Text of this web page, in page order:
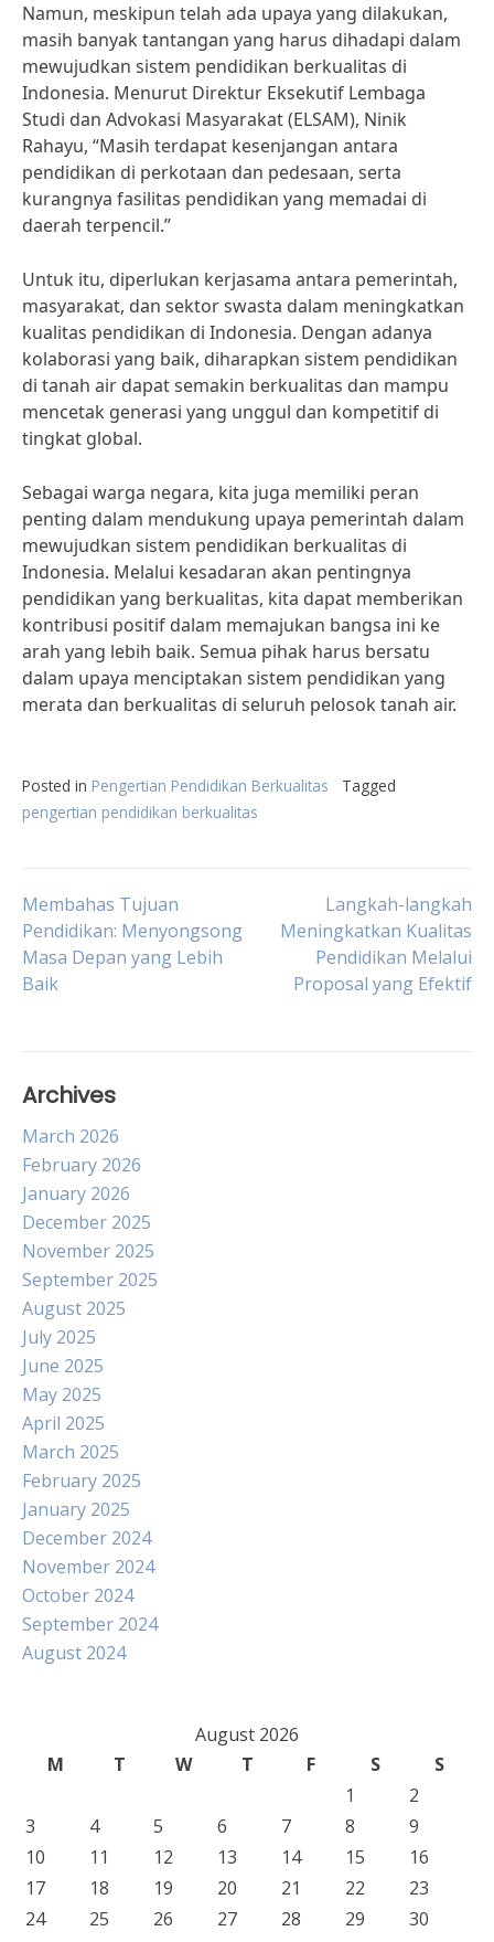
Namun, meskipun telah ada upaya yang dilakukan,
masih banyak tantangan yang harus dihadapi dalam
mewujudkan sistem pendidikan berkualitas di
Indonesia. Menurut Direktur Eksekutif Lembaga
Studi dan Advokasi Masyarakat (ELSAM), Ninik
Rahayu, “Masih terdapat kesenjangan antara
pendidikan di perkotaan dan pedesaan, serta
kurangnya fasilitas pendidikan yang memadai di
daerah terpencil.”
Untuk itu, diperlukan kerjasama antara pemerintah,
masyarakat, dan sektor swasta dalam meningkatkan
kualitas pendidikan di Indonesia. Dengan adanya
kolaborasi yang baik, diharapkan sistem pendidikan
di tanah air dapat semakin berkualitas dan mampu
mencetak generasi yang unggul dan kompetitif di
tingkat global.
Sebagai warga negara, kita juga memiliki peran
penting dalam mendukung upaya pemerintah dalam
mewujudkan sistem pendidikan berkualitas di
Indonesia. Melalui kesadaran akan pentingnya
pendidikan yang berkualitas, kita dapat memberikan
kontribusi positif dalam memajukan bangsa ini ke
arah yang lebih baik. Semua pihak harus bersatu
dalam upaya menciptakan sistem pendidikan yang
merata dan berkualitas di seluruh pelosok tanah air.
Posted in Pengertian Pendidikan Berkualitas
Tagged
pengertian pendidikan berkualitas
Post
navigation
Membahas Tujuan
Pendidikan: Menyongsong
Masa Depan yang Lebih
Baik
Langkah-langkah
Meningkatkan Kualitas
Pendidikan Melalui
Proposal yang Efektif
Archives
March 2026
February 2026
January 2026
December 2025
November 2025
September 2025
August 2025
July 2025
June 2025
May 2025
April 2025
March 2025
February 2025
January 2025
December 2024
November 2024
October 2024
September 2024
August 2024
August 2026
M
T W T F S
S
1
2
3
4 5 6 7 8
9
10
11 12 13 14 15
16
17
18 19 20 21 22
23
24
25 26 27 28 29
30